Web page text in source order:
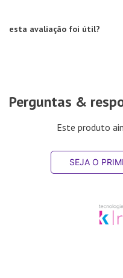
esta avaliação foi útil?
Perguntas &
Este produto
SEJA O